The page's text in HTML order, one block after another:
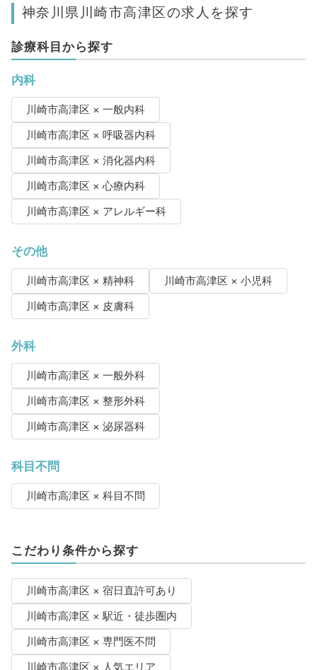
神奈川県川崎市高津区の求人を探す
診療科目から探す
内科
川崎市高津区 × 一般内科
川崎市高津区 × 呼吸器内科
川崎市高津区 × 消化器内科
川崎市高津区 × 心療内科
川崎市高津区 × アレルギー科
その他
川崎市高津区 × 精神科
川崎市高津区 × 小児科
川崎市高津区 × 皮膚科
外科
川崎市高津区 × 一般外科
川崎市高津区 × 整形外科
川崎市高津区 × 泌尿器科
科目不問
川崎市高津区 × 科目不問
こだわり条件から探す
川崎市高津区 × 宿日直許可あり
川崎市高津区 × 駅近・徒歩圏内
川崎市高津区 × 専門医不問